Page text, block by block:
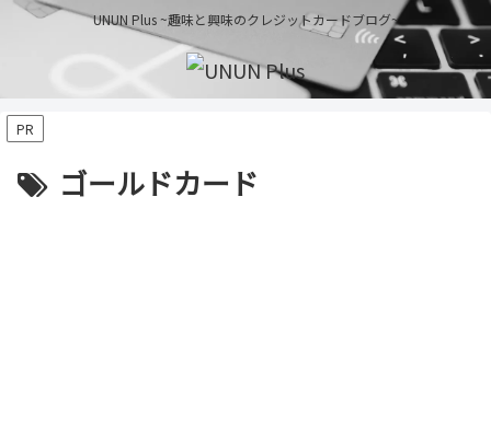
UNUN Plus ~趣味と興味のクレジットカードブログ~
PR
ゴールドカード